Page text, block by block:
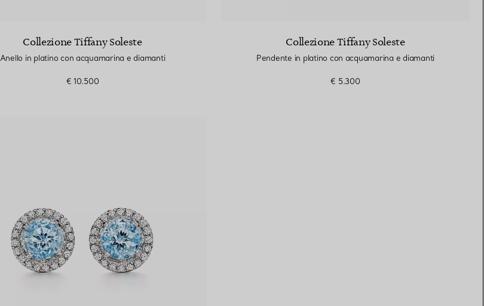
Collezione Tiffany Soleste
Anello in platino con acquamarina e diamanti
€ 10.500
Collezione Tiffany Soleste
Pendente in platino con acquamarina e diamanti
€ 5.300